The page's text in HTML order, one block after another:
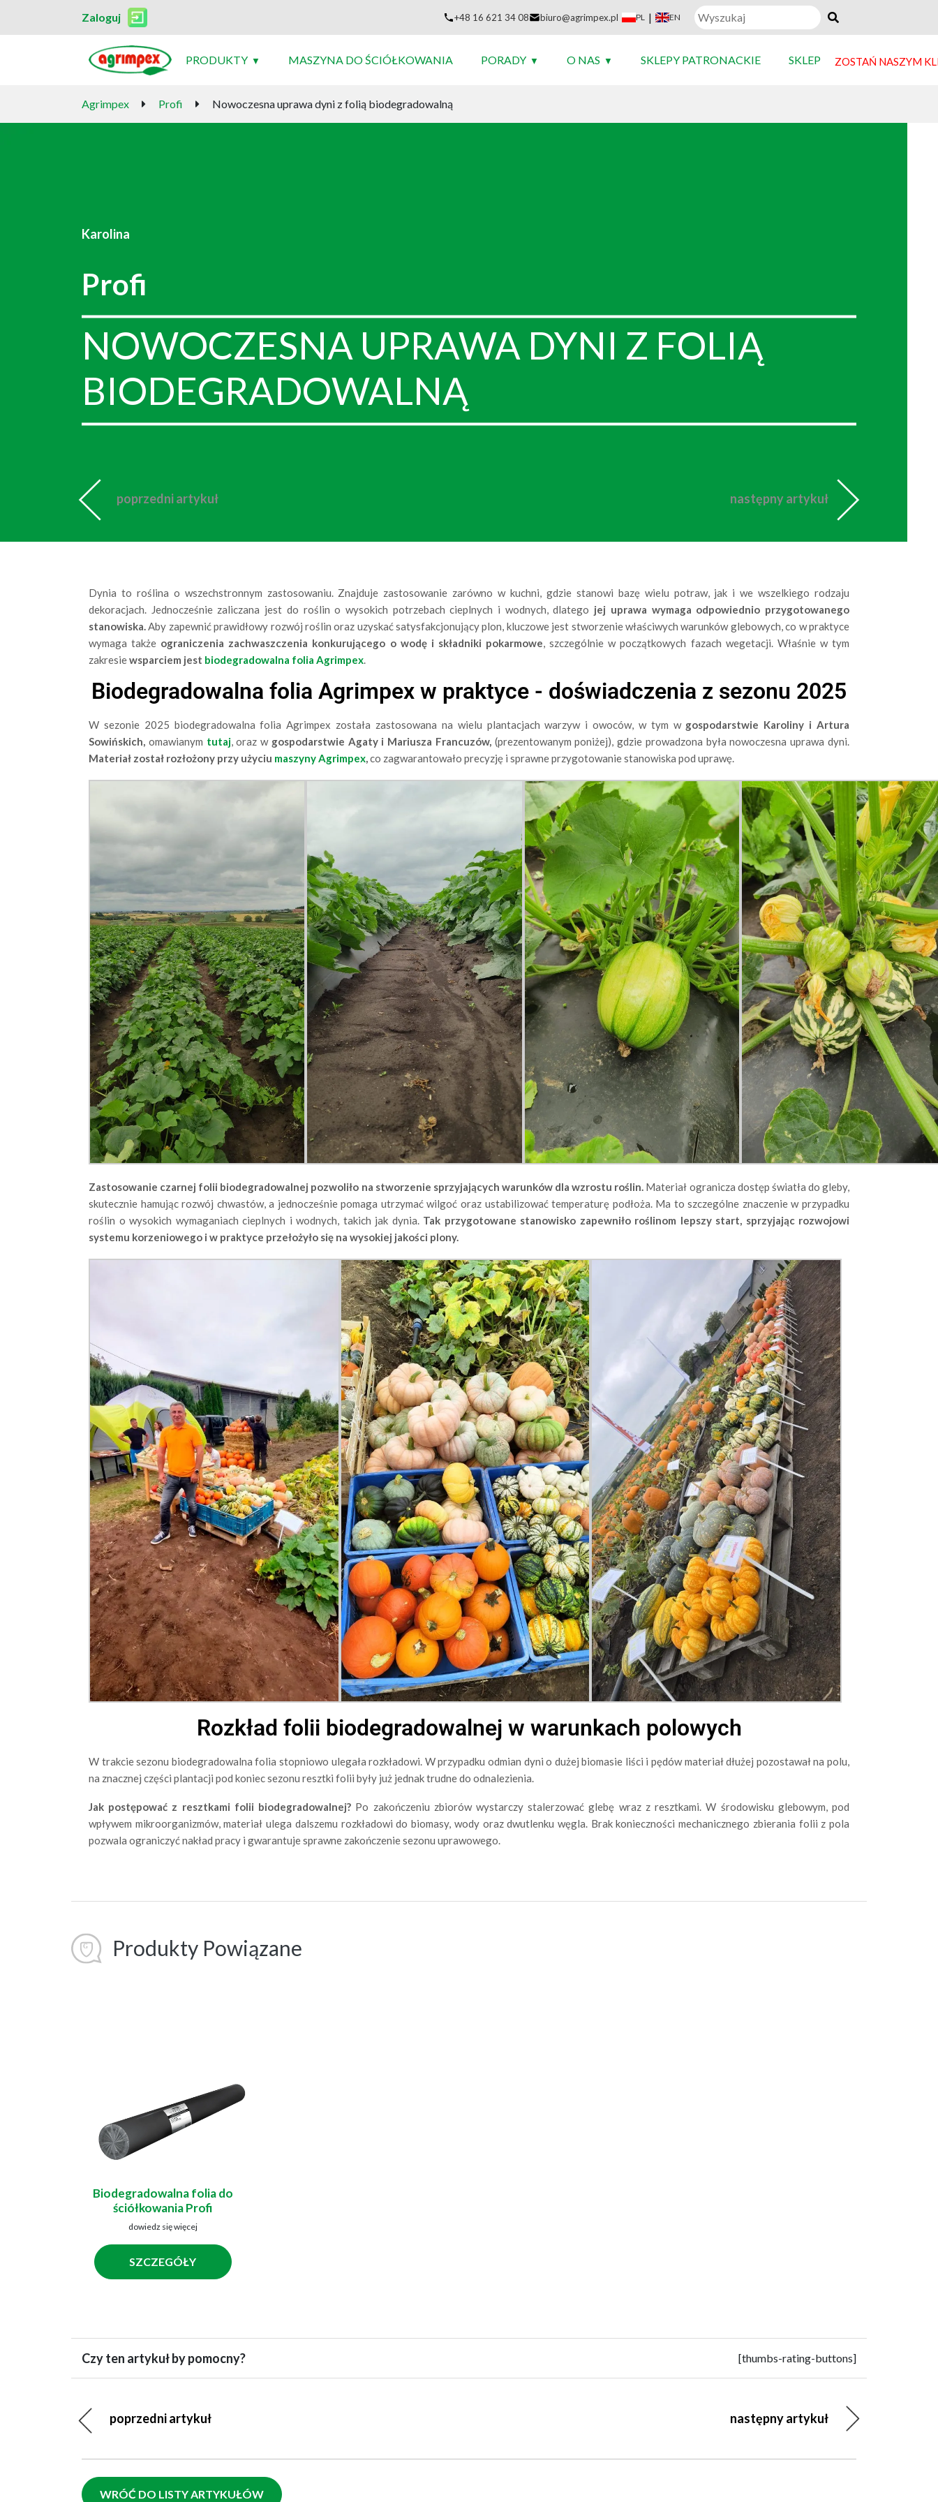
Zaloguj +48 16 621 34 08 biuro@agrimpex.pl PL | EN
PRODUKTY MASZYNA DO ŚCIÓŁKOWANIA PORADY O NAS SKLEPY PATRONACKIE SKLEP ZOSTAŃ NASZYM
Agrimpex Profi Nowoczesna uprawa dyni z folią biodegradowalną
Karolina
Profi
NOWOCZESNA UPRAWA DYNI Z FOLIĄ
BIODEGRADOWALNĄ
poprzedni artykuł następny artykuł
Dynia to roślina o wszechstronnym zastosowaniu. Znajduje zastosowanie zarówno w kuchni, gdzie stanowi bazę wielu potraw, jak i we wszelkiego rodzaju
dekoracjach. Jednocześnie zaliczana jest do roślin o wysokich potrzebach cieplnych i wodnych, dlatego jej uprawa wymaga odpowiednio przygotowanego
stanowiska.Aby zapewnić prawidłowy rozwój roślin oraz uzyskać satysfakcjonujący plon, kluczowe jest stworzenie właściwych warunków glebowych, co w praktyce
wymaga także ograniczenia zachwaszczenia konkurującego o wodę i składniki pokarmowe, szczególnie w początkowych fazach wegetacji. Właśnie w tym
zakresiewsparciem jest biodegradowalna folia Agrimpex.
Biodegradowalna folia Agrimpex w praktyce - doświadczenia z sezonu 2025
W sezonie 2025 biodegradowalna folia Agrimpex została zastosowana na wielu plantacjach warzyw i owoców, w tym w gospodarstwie Karoliny i Artura
Sowińskich, omawianym tutaj, oraz w gospodarstwie Agaty i Mariusza Francuzów, (prezentowanym poniżej), gdzie prowadzona była nowoczesna uprawa dyni.
Materiał został rozłożony przy użyciu maszyny Agrimpex,co zagwarantowało precyzję i sprawne przygotowanie stanowiska pod uprawę.
Zastosowanie czarnej folii biodegradowalnej pozwoliło na stworzenie sprzyjających warunków dla wzrostu roślin. Materiał ogranicza dostęp światła do gleby,
skutecznie hamując rozwój chwastów, a jednocześnie pomaga utrzymać wilgoć oraz ustabilizować temperaturę podłoża. Ma to szczególne znaczenie w przypadku
roślin o wysokich wymaganiach cieplnych i wodnych, takich jak dynia. Tak przygotowane stanowisko zapewniło roślinom lepszy start, sprzyjając rozwojowi
systemu korzeniowego i w praktyce przełożyło się na wysokiej jakości plony.
Rozkład folii biodegradowalnej w warunkach polowych
W trakcie sezonu biodegradowalna folia stopniowo ulegała rozkładowi. W przypadku odmian dyni o dużej biomasie liści i pędów materiał dłużej pozostawał na polu,
na znacznej części plantacji pod koniec sezonu resztki folii były już jednak trudne do odnalezienia.
Jak postępować z resztkami folii biodegradowalnej? Po zakończeniu zbiorów wystarczy stalerzować glebę wraz z resztkami. W środowisku glebowym, pod
wpływem mikroorganizmów, materiał ulega dalszemu rozkładowi do biomasy, wody oraz dwutlenku węgla. Brak konieczności mechanicznego zbierania folii z pola
pozwala ograniczyć nakład pracy i gwarantuje sprawne zakończenie sezonu uprawowego.
Produkty Powiązane
Biodegradowalna folia do
ściółkowania Profi
dowiedz się więcej
SZCZEGÓŁY
Czy ten artykuł by pomocny? [thumbs-rating-buttons]
poprzedni artykuł następny artykuł
WRÓĆ DO LISTY ARTYKUŁÓW